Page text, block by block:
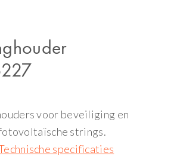
voor beveiliging en
strings.
specificaties